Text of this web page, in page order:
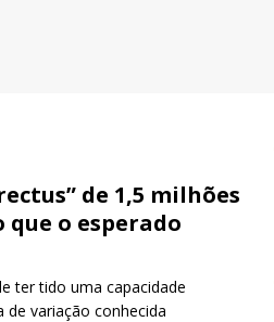
de 1,5 milhões
que o esperado
ter tido uma capacidade
de variação conhecida